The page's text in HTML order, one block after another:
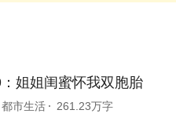
姐姐闺蜜怀我双胞胎
都市生活
261.23万字